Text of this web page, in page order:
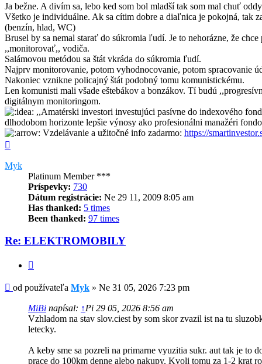
Ja bežne. A divím sa, lebo ked som bol mladší tak som mal chuť
Všetko je individuálne. Ak sa cítim dobre a diaľnica je pokojná, tak
(benzín, hlad, WC)
Brusel by sa nemal starať do súkromia ľudí. Je to nehorázne, že chce
,,monitorovať,, vodiča.
Salámovou metódou sa štát vkráda do súkromia ľudí.
Najprv monitorovanie, potom vyhodnocovanie, potom spracovanie
Nakoniec vznikne policajný štát podobný tomu komunistickému.
Len komunisti mali všade eštebákov a bonzákov. Tí budú
digitálnym monitoringom.
,,Amatérski investori investujúci pasívne do indexového
dlhodobom horizonte lepšie výnosy ako profesionálni manažéri
Vzdelávanie a užitočné info zadarmo: https://
Myk
Platinum Member ***
Príspevky: 730
Dátum registrácie: Ne 29 11, 2009 8:05 am
Has thanked: 5 times
Been thanked: 97 times
Re: ELEKTROMOBILY
Príspevok
od používateľa Myk » Ne 31 05, 2026 7:23 pm
MiBi napísal: ↑Pi 29 05, 2026 8:56 am
Vzhladom na stav slov.ciest by som skor zvazil ist na tu
letecky.
A keby sme sa pozreli na primarne vyuzitia sukr. aut tak je to
prace do 100km denne alebo nakupy. Kvoli tomu za 1-2 krat